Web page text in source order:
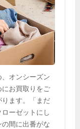
オンシーズン
お買取りをご
ます。「まだ
ーゼットにし
間に出番がな